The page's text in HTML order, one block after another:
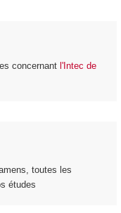
concernant l'Intec de
toutes les
études